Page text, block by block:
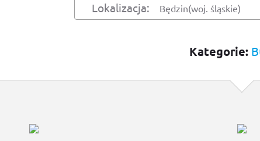
Lokalizacja:
Kategorie: